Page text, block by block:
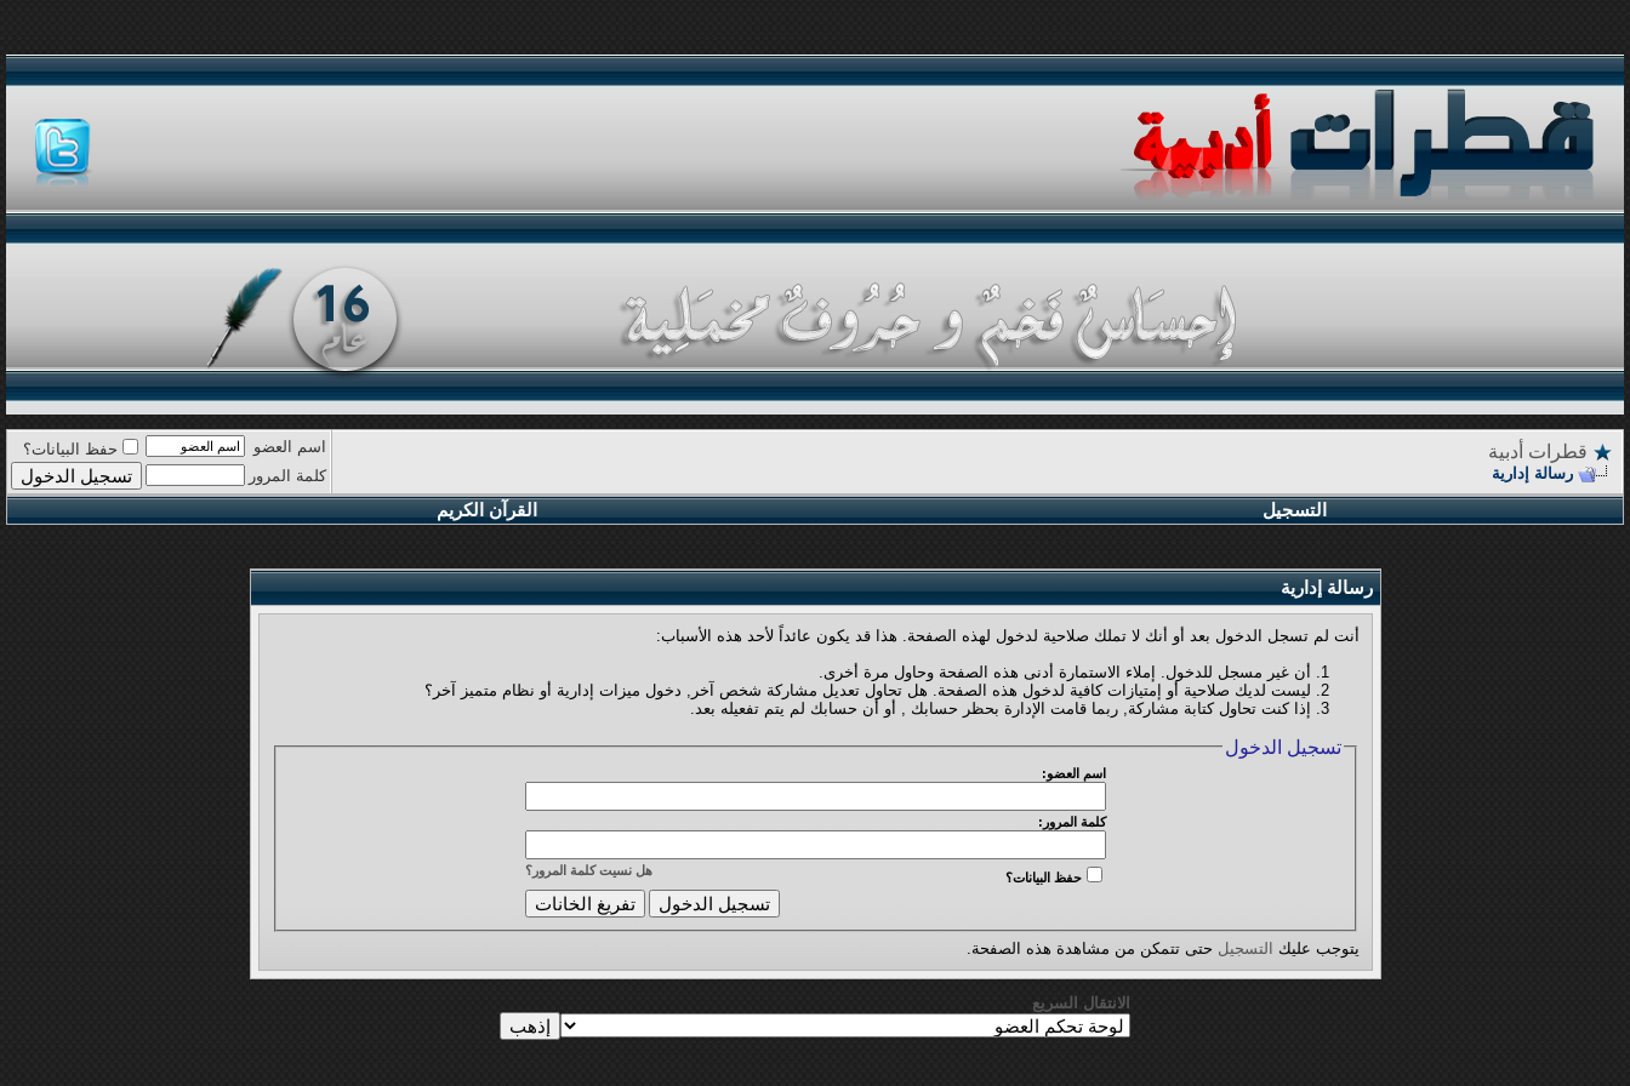
قطرات أدبية
رسالة إدارية
اسم العضو
حفظ البيانات؟
كلمة المرور
التسجيل القرآن الكريم
رسالة إدارية
أنت لم تسجل الدخول بعد أو أنك لا تملك صلاحية لدخول لهذه الصفحة. هذا قد يكون عائداً لأحد هذه الأسباب:
أن غير مسجل للدخول. إملاء الاستمارة أدنى هذه الصفحة وحاول مرة أخرى.
ليست لديك صلاحية أو إمتيازات كافية لدخول هذه الصفحة. هل تحاول تعديل مشاركة شخص آخر, دخول ميزات إدارية أو نظام متميز آخر؟
إذا كنت تحاول كتابة مشاركة, ربما قامت الإدارة بحظر حسابك , أو أن حسابك لم يتم تفعيله بعد.
تسجيل الدخول
اسم العضو:
كلمة المرور:
هل نسيت كلمة المرور؟ حفظ البيانات؟
يتوجب عليك التسجيل حتى تتمكن من مشاهدة هذه الصفحة.
الانتقال السريع